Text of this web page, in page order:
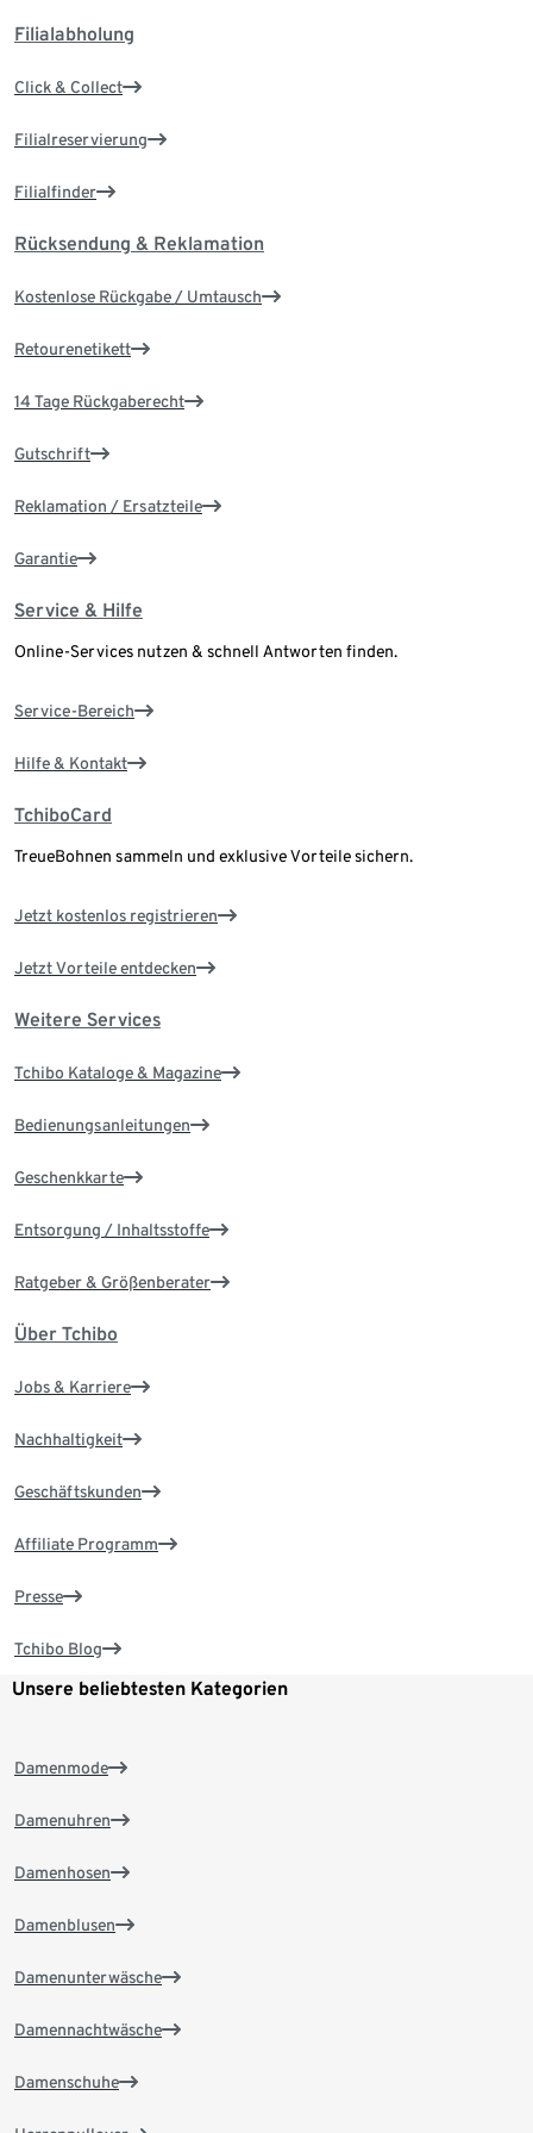
Filialabholung
Click & Collect
Filialreservierung
Filialfinder
Rücksendung & Reklamation
Kostenlose Rückgabe / Umtausch
Retourenetikett
14 Tage Rückgaberecht
Gutschrift
Reklamation / Ersatzteile
Garantie
Service & Hilfe
Online-Services nutzen & schnell Antworten finden.
Service-Bereich
Hilfe & Kontakt
TchiboCard
TreueBohnen sammeln und exklusive Vorteile sichern.
Jetzt kostenlos registrieren
Jetzt Vorteile entdecken
Weitere Services
Tchibo Kataloge & Magazine
Bedienungsanleitungen
Geschenkkarte
Entsorgung / Inhaltsstoffe
Ratgeber & Größenberater
Über Tchibo
Jobs & Karriere
Nachhaltigkeit
Geschäftskunden
Affiliate Programm
Presse
Tchibo Blog
Unsere beliebtesten Kategorien
Damenmode
Damenuhren
Damenhosen
Damenblusen
Damenunterwäsche
Damennachtwäsche
Damenschuhe